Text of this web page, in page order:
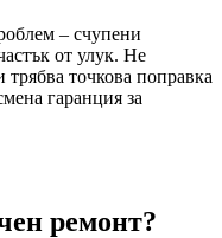
– счупени
от улук. Не
точкова поправка
гаранция за
ремонт?